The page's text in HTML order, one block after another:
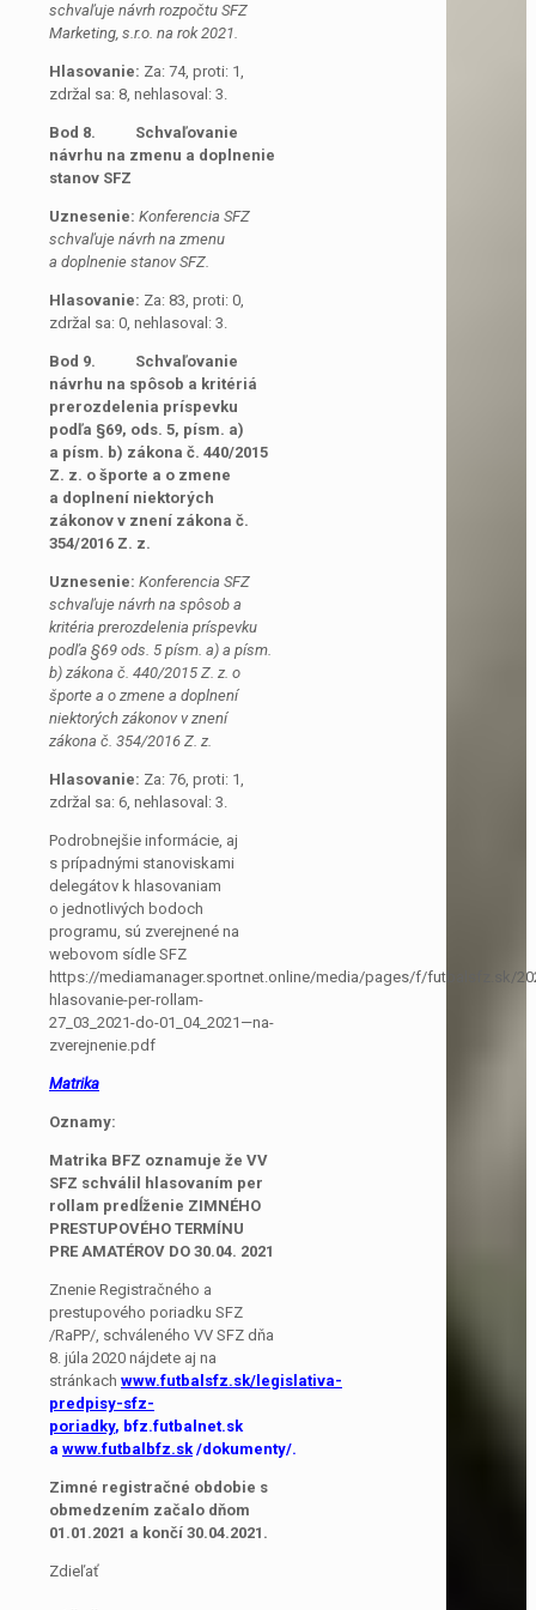
schvaľuje návrh rozpočtu SFZ
Marketing, s.r.o. na rok 2021.
Hlasovanie: Za: 74, proti: 1,
zdržal sa: 8, nehlasoval: 3.
Bod 8. Schvaľovanie
návrhu na zmenu a doplnenie
stanov SFZ
Uznesenie: Konferencia SFZ
schvaľuje návrh na zmenu
a doplnenie stanov SFZ.
Hlasovanie: Za: 83, proti: 0,
zdržal sa: 0, nehlasoval: 3.
Bod 9.
Schvaľovanie
návrhu na spôsob a kritériá
prerozdelenia príspevku
podľa §69, ods. 5, písm. a)
a písm. b) zákona č. 440/2015
Z. z. o športe a o zmene
a doplnení niektorých
zákonov v znení zákona č.
354/2016 Z. z.
Uznesenie: Konferencia SFZ
schvaľuje návrh na spôsob a
kritéria prerozdelenia príspevku
podľa §69 ods. 5 písm. a) a písm.
b) zákona č. 440/2015 Z. z. o
športe a o zmene a doplnení
niektorých zákonov v znení
zákona č. 354/2016 Z. z.
Hlasovanie: Za: 76, proti: 1,
zdržal sa: 6, nehlasoval: 3.
Podrobnejšie informácie, aj
s prípadnými stanoviskami
delegátov k hlasovaniam
o jednotlivých bodoch
programu, sú zverejnené na
webovom sídle SFZ
https://mediamanager.sportnet.online/media/pages/f/futbalsfz.sk/
hlasovanie-per-rollam-
27_03_2021-do-01_04_2021—na-
zverejnenie.pdf
Matrika
Oznamy:
Matrika BFZ oznamuje že VV
SFZ schválil hlasovaním per
rollam predĺženie ZIMNÉHO
PRESTUPOVÉHO TERMÍNU
PRE AMATÉROV DO 30.04. 2021
Znenie Registračného a
prestupového poriadku SFZ
/RaPP/, schváleného VV SFZ dňa
8. júla 2020 nájdete aj na
stránkach www.futbalsfz.sk/legislativa-
predpisy-sfz-
poriadky, bfz.futbalnet.sk
a www.futbalbfz.sk /dokumenty/.
Zimné registračné obdobie s
obmedzením začalo dňom
01.01.2021 a končí 30.04.2021.
Zdieľať